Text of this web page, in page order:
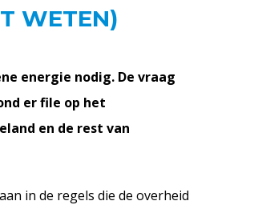
WETEN)
energie nodig. De vraag
er file op het
en de rest van
in de regels die de overheid